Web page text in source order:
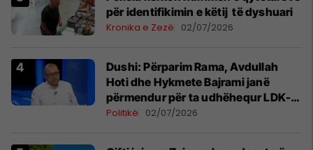
për identifikimin e këtij të dyshuari
Kronika e Zezë 02/07/2026
Dushi: Përparim Rama, Avdullah
Hoti dhe Hykmete Bajrami janë
përmendur për ta udhëhequr LDK-
në
Politikë 02/07/2026